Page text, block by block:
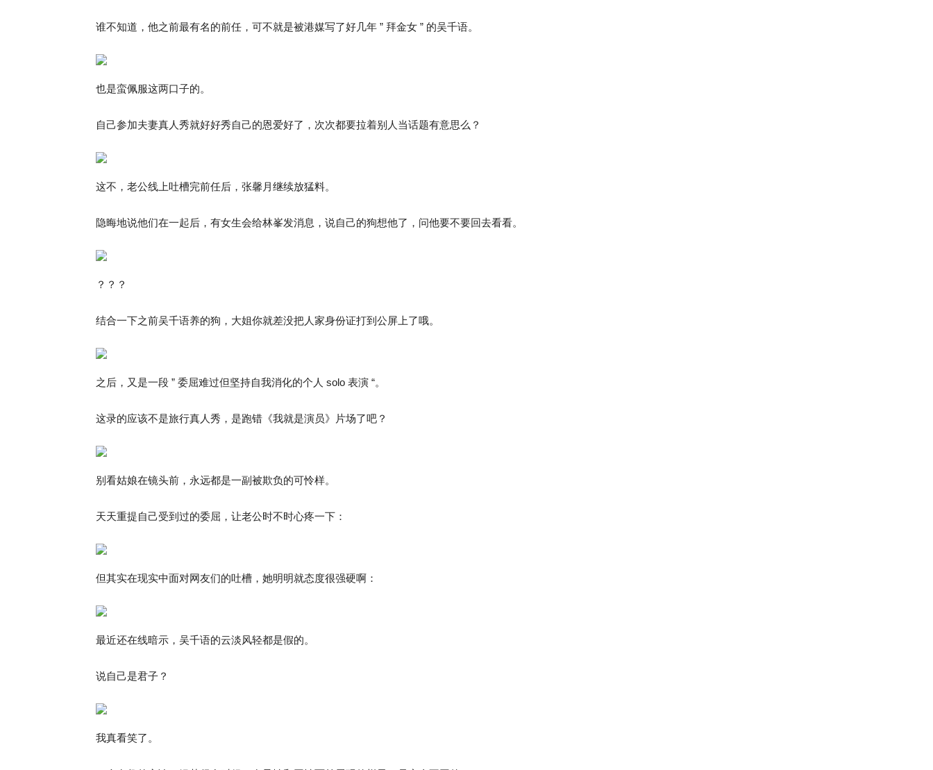
谁不知道，他之前最有名的前任，可不就是被港媒写了好几年 ” 拜金女 ” 的吴千语。
也是蛮佩服这两口子的。
自己参加夫妻真人秀就好好秀自己的恩爱好了，次次都要拉着别人当话题有意思么？
这不，老公线上吐槽完前任后，张馨月继续放猛料。
隐晦地说他们在一起后，有女生会给林峯发消息，说自己的狗想他了，问他要不要回去看看。
？？？
结合一下之前吴千语养的狗，大姐你就差没把人家身份证打到公屏上了哦。
之后，又是一段 ” 委屈难过但坚持自我消化的个人 solo 表演 “。
这录的应该不是旅行真人秀，是跑错《我就是演员》片场了吧？
别看姑娘在镜头前，永远都是一副被欺负的可怜样。
天天重提自己受到过的委屈，让老公时不时心疼一下：
但其实在现实中面对网友们的吐槽，她明明就态度很强硬啊：
最近还在线暗示，吴千语的云淡风轻都是假的。
说自己是君子？
我真看笑了。